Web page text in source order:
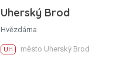
Uherský Brod
Hvězdárna
UH město Uherský Brod